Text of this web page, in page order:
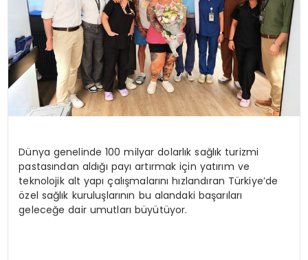
Dünya genelinde 100 milyar dolarlık sağlık turizmi
pastasından aldığı payı artırmak için yatırım ve
teknolojik alt yapı çalışmalarını hızlandıran Türkiye’de
özel sağlık kuruluşlarının bu alandaki başarıları
geleceğe dair umutları büyütüyor.